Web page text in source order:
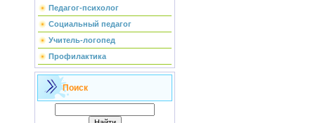
Педагог-психолог
Социальный педагог
Учитель-логопед
Профилактика
Поиск